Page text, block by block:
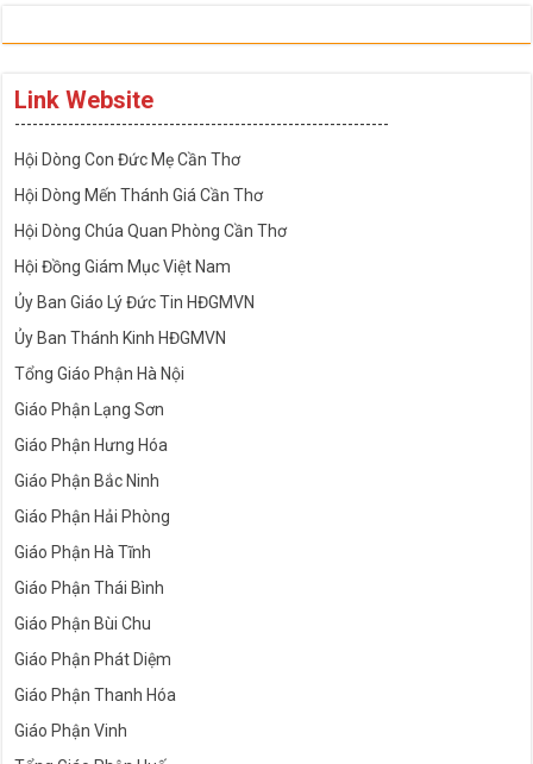
Link Website
---------------------------------------------------------------
Hội Dòng Con Đức Mẹ Cần Thơ
Hội Dòng Mến Thánh Giá Cần Thơ
Hội Dòng Chúa Quan Phòng Cần Thơ
Hội Đồng Giám Mục Việt Nam
Ủy Ban Giáo Lý Đức Tin HĐGMVN
Ủy Ban Thánh Kinh HĐGMVN
Tổng Giáo Phận Hà Nội
Giáo Phận Lạng Sơn
Giáo Phận Hưng Hóa
Giáo Phận Bắc Ninh
Giáo Phận Hải Phòng
Giáo Phận Hà Tĩnh
Giáo Phận Thái Bình
Giáo Phận Bùi Chu
Giáo Phận Phát Diệm
Giáo Phận Thanh Hóa
Giáo Phận Vinh